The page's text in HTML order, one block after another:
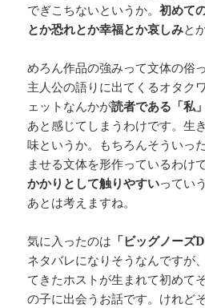
でぎこちないというか。初めて
とか恐れとか幸福とか哀しみと
めろん作品の強みって文体の俗
主人公の語りに出てくるオタク
ェットなんかが読者である「私
あと感じてしまうわけです。生
味というか。もちろんそういっ
ませる文体を形作っているわけ
かかりとして触りやすいってい
あとは考えますね。
気に入ったのは 「ビッグノーズ
ネタバレになりそうなんですが
てきたホストが生まれて初めて
の子に出会うお話です。けれど